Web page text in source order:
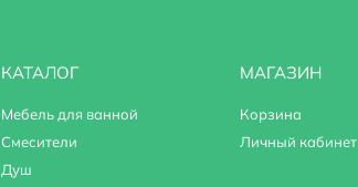
КАТАЛОГ
Мебель для ванной
Смесители
Душ
МАГАЗИН
Корзина
Личный кабинет